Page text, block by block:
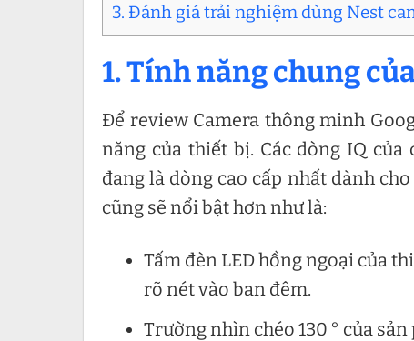
3. Đánh giá trải nghiệm dùng Nest
1. Tính năng chung
Để review Camera thông minh
năng của thiết bị. Các dòng IQ
đang là dòng cao cấp nhất dành
cũng sẽ nổi bật hơn như là:
Tấm đèn LED hồng ngoại của
rõ nét vào ban đêm.
Trường nhìn chéo 130 ° của